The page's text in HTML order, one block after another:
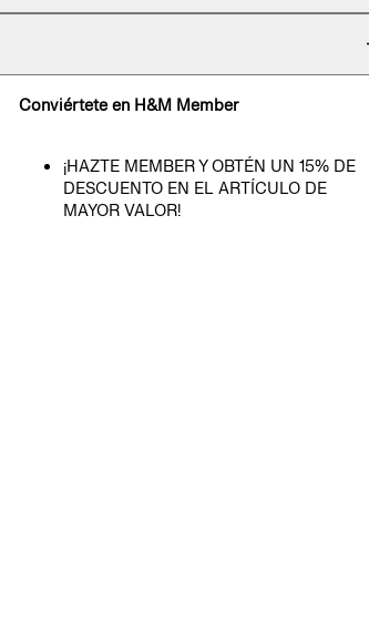
Conviértete en H&M Member
¡HAZTE MEMBER Y OBTÉN UN 15% DE
DESCUENTO EN EL ARTÍCULO DE
MAYOR VALOR!